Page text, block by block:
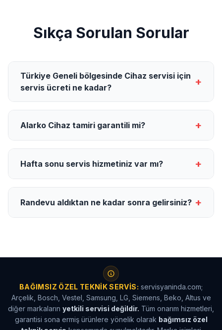
Sıkça Sorulan Sorular
Türkiye Geneli bölgesinde Cihaz servisi için
servis ücreti ne kadar?
+
Alarko Cihaz tamiri garantili mi? +
Hafta sonu servis hizmetiniz var mı? +
Randevu aldıktan ne kadar sonra gelirsiniz? +
BAĞIMSIZ ÖZEL TEKNIK SERVIS: servisyaninda.com;
Arçelik, Bosch, Vestel, Samsung, LG, Siemens, Beko, Altus ve
diğer markaların yetkili servisi değildir. Tüm onarım hizmetleri,
garantisi sona ermiş ürünlere yönelik olarak bağımsız özel